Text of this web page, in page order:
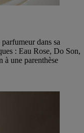
dans sa
: Eau Rose, Do Son,
une parenthèse